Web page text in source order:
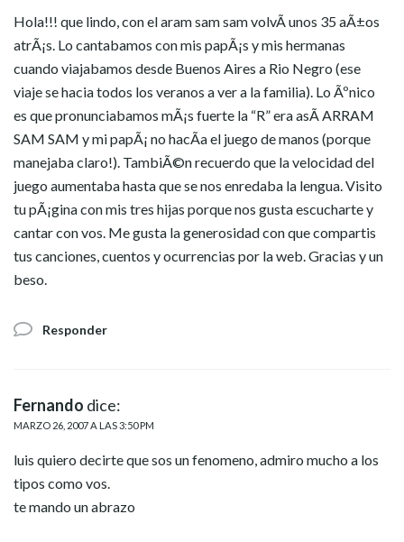
Hola!!! que lindo, con el aram sam sam volvÃ­ unos 35 aÃ±os
atrÃ¡s. Lo cantabamos con mis papÃ¡s y mis hermanas
cuando viajabamos desde Buenos Aires a Rio Negro (ese
viaje se hacia todos los veranos a ver a la familia). Lo Ãºnico
es que pronunciabamos mÃ¡s fuerte la “R” era asÃ­ ARRAM
SAM SAM y mi papÃ¡ no hacÃ­a el juego de manos (porque
manejaba claro!). TambiÃ©n recuerdo que la velocidad del
juego aumentaba hasta que se nos enredaba la lengua. Visito
tu pÃ¡gina con mis tres hijas porque nos gusta escucharte y
cantar con vos. Me gusta la generosidad con que compartis
tus canciones, cuentos y ocurrencias por la web. Gracias y un
beso.
Responder
Fernando dice:
MARZO 26, 2007 A LAS 3:50 PM
luis quiero decirte que sos un fenomeno, admiro mucho a los
tipos como vos.
te mando un abrazo